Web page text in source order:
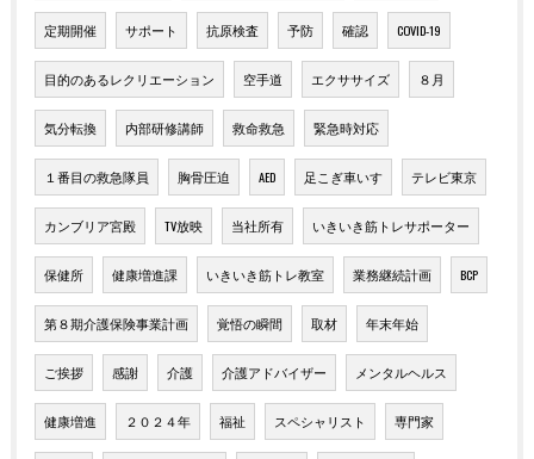
定期開催 サポート 抗原検査 予防 確認 COVID-19
目的のあるレクリエーション 空手道 エクササイズ ８月
気分転換 内部研修講師 救命救急 緊急時対応
１番目の救急隊員 胸骨圧迫 AED 足こぎ車いす テレビ東京
カンブリア宮殿 TV放映 当社所有 いきいき筋トレサポーター
保健所 健康増進課 いきいき筋トレ教室 業務継続計画 BCP
第８期介護保険事業計画 覚悟の瞬間 取材 年末年始
ご挨拶 感謝 介護 介護アドバイザー メンタルヘルス
健康増進 ２０２４年 福祉 スペシャリスト 専門家